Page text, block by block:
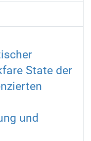
State der
und